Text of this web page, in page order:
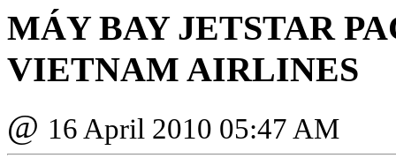
MÁY BAY JETSTAR
VIETNAM AIRLINES
@ 16 April 2010 05:47 AM